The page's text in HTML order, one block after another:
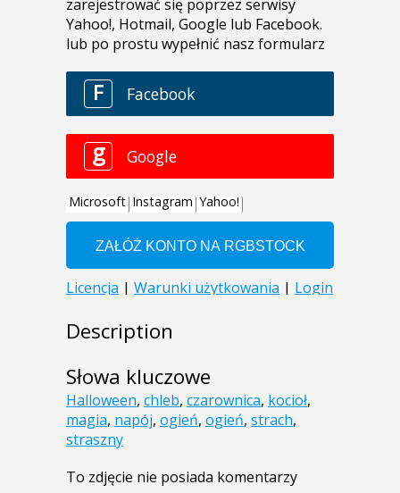
Description
Słowa kluczowe
Halloween, chleb, czarownica, kocioł,
magia, napój, ogień, ogień, strach,
straszny
To zdjęcie nie posiada komentarzy